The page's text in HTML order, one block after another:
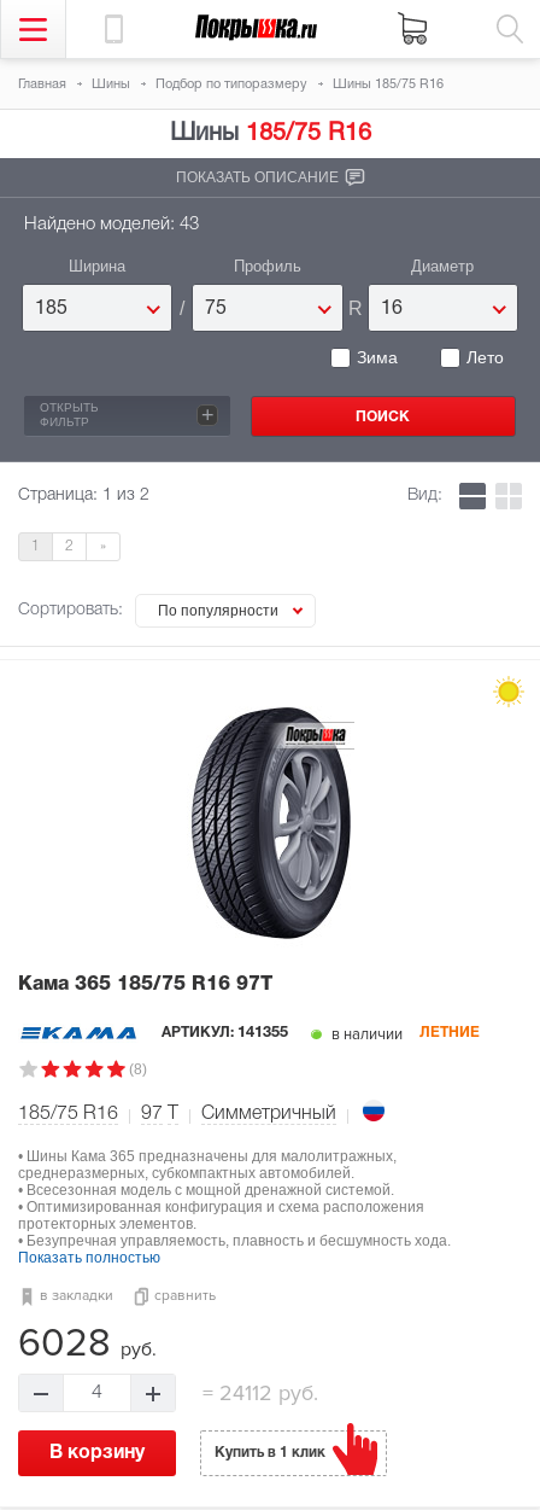
Главная Шины Подбор по типоразмеру Шины 185/75 R16
Шины 185/75 R16
ПОКАЗАТЬ ОПИСАНИЕ
Найдено моделей: 43
Ширина
185 /
Профиль
75 R
Диаметр
16
Зима Лето
ОТКРЫТЬ
ФИЛЬТР
+
Страница: 1 из 2
1 2 »
Сортировать: По популярности
Вид:
Кама 365 185/75 R16 97T
АРТИКУЛ: 141355 в наличии ЛЕТНИЕ
(8)
185/75 R16 97 Симметричный
• Шины Кама 365 предназначены для малолитражных,
среднеразмерных, субкомпактных автомобилей.
• Всесезонная модель с мощной дренажной системой.
• Оптимизированная конфигурация и схема расположения
протекторных элементов.
• Безупречная управляемость, плавность и бесшумность хода.
Показать полностью
в закладки сравнить
6028 руб.
4 =24112 руб.
В корзину Купить в 1 клик